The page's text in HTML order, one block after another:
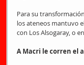
Para su
los ateneos mantuvo
con Los Alsogaray, o
A Macri le corren el